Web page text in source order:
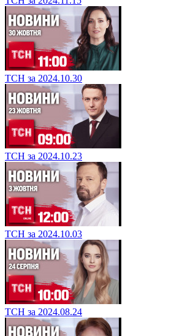
ТСН за 2024.10.30
ТСН за 2024.10.23
ТСН за 2024.10.03
ТСН за 2024.08.24